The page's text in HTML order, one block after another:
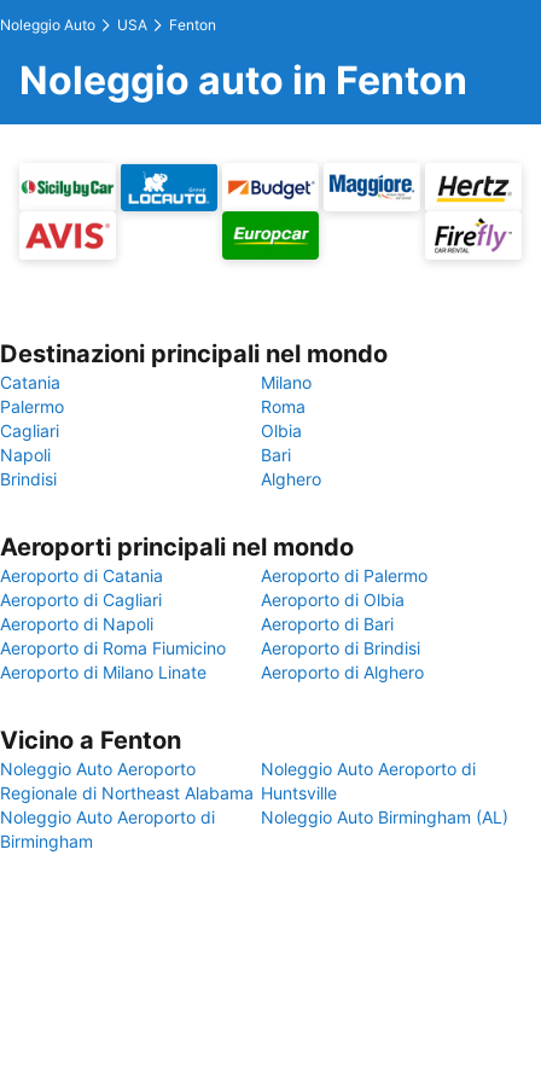
Noleggio Auto USA Fenton
Noleggio auto in Fenton
Destinazioni principali nel mondo
Catania
Milano
Palermo
Roma
Cagliari
Olbia
Napoli
Bari
Brindisi
Alghero
Aeroporti principali nel mondo
Aeroporto di Catania
Aeroporto di Palermo
Aeroporto di Cagliari
Aeroporto di Olbia
Aeroporto di Napoli
Aeroporto di Bari
Aeroporto di Roma Fiumicino
Aeroporto di Brindisi
Aeroporto di Milano Linate
Aeroporto di Alghero
Vicino a Fenton
Noleggio Auto Aeroporto
Regionale di Northeast Alabama
Noleggio Auto Aeroporto di
Huntsville
Noleggio Auto Aeroporto di
Birmingham
Noleggio Auto Birmingham (AL)